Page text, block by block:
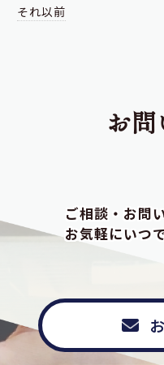
それ以前
お
ご相談・お問
お気軽にいつ